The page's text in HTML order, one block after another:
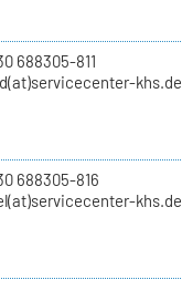
688305-811
khs.de
688305-816
khs.de